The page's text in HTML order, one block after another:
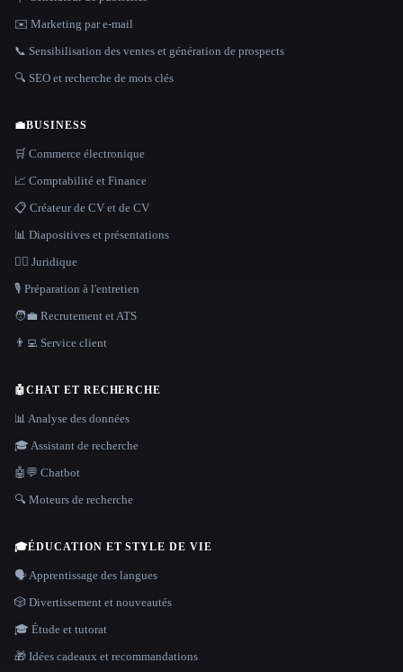
✉️ Marketing par e-mail
📞 Sensibilisation des ventes et génération de prospects
🔍 SEO et recherche de mots clés
💼BUSINESS
🛒 Commerce électronique
📈 Comptabilité et Finance
📋 Créateur de CV et de CV
📊 Diapositives et présentations
👩‍⚖️ Juridique
🎙️ Préparation à l'entretien
🧑‍💼 Recrutement et ATS
👨‍💻 Service client
🤖CHAT ET RECHERCHE
📊 Analyse des données
🎓 Assistant de recherche
🤖💬 Chatbot
🔍 Moteurs de recherche
🎓ÉDUCATION ET STYLE DE VIE
🗣️ Apprentissage des langues
🎲 Divertissement et nouveautés
🎓 Étude et tutorat
🎁 Idées cadeaux et recommandations